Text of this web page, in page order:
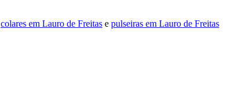
colares em Lauro de Freitas e pulseiras em Lauro de Freitas